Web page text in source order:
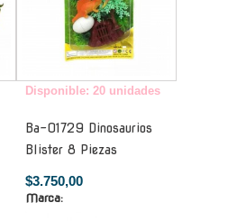
Disponible: 20 unidades
Ba-01729 Dinosaurios
Blister 8 Piezas
$3.750,00
Marca: